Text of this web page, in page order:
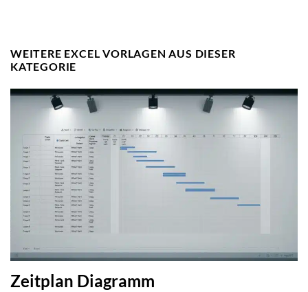
WEITERE EXCEL VORLAGEN AUS DIESER
KATEGORIE
Zeitplan Diagramm